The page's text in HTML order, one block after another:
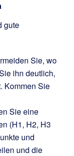
gute
Sie, wo
ihn deutlich,
Kommen Sie
Sie eine
(H1, H2, H3
und
und die